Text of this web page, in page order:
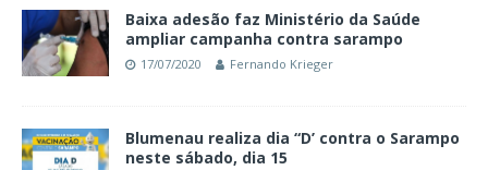
Baixa adesão faz Ministério da Saúde
ampliar campanha contra sarampo
17/07/2020 Fernando Krieger
Blumenau realiza dia “D’ contra o Sarampo
neste sábado, dia 15